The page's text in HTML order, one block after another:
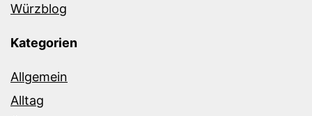
Würzblog
Kategorien
Allgemein
Alltag